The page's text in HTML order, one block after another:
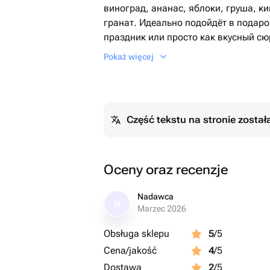
виноград, ананас, яблоки, груша,
гранат. Идеально подойдёт в
праздник или просто как вкусный
Закажите прямо сейчас и подарите
с фруктами, фруктовый набор,
Pokaż więcej
Część tekstu na stronie
Oceny oraz recenzje
Nadawca
Marzec 2026
Obsługa sklepu 5/5
Cena/jakość
4/5
Dostawa
2/5